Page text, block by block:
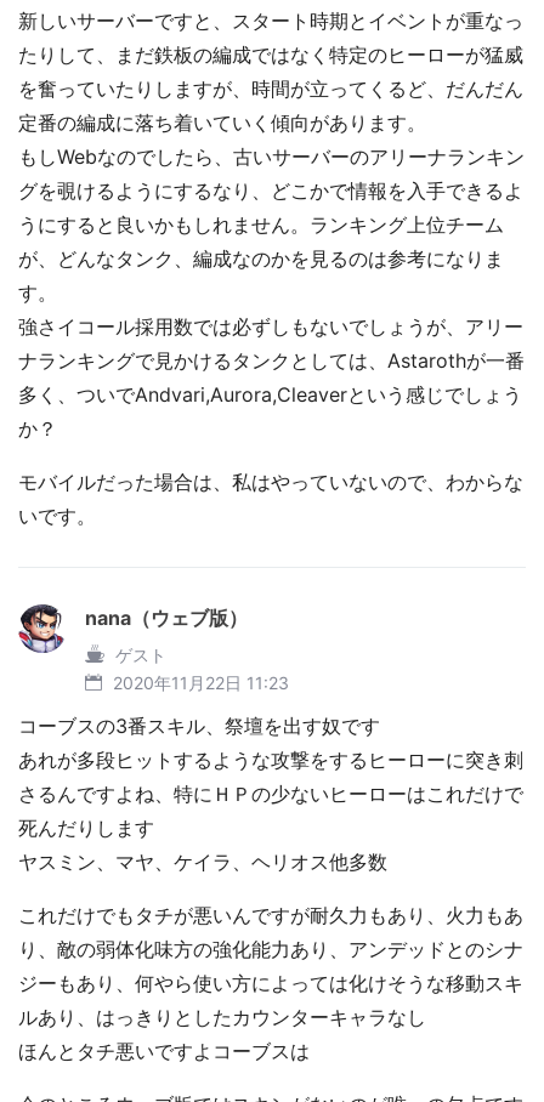
新しいサーバーですと、スタート時期とイベントが重なっ
たりして、まだ鉄板の編成ではなく特定のヒーローが猛威
を奮っていたりしますが、時間が立ってくるど、だんだん
定番の編成に落ち着いていく傾向があります。
もしWebなのでしたら、古いサーバーのアリーナランキン
グを覗けるようにするなり、どこかで情報を入手できるよ
うにすると良いかもしれません。ランキング上位チーム
が、どんなタンク、編成なのかを見るのは参考になりま
す。
強さイコール採用数では必ずしもないでしょうが、アリー
ナランキングで見かけるタンクとしては、Astarothが一番
多く、ついでAndvari,Aurora,Cleaverという感じでしょう
か？
モバイルだった場合は、私はやっていないので、わからな
いです。
nana（ウェブ版）
ゲスト
2020年11月22日 11:23
コーブスの3番スキル、祭壇を出す奴です
あれが多段ヒットするような攻撃をするヒーローに突き刺
さるんですよね、特にＨＰの少ないヒーローはこれだけで
死んだりします
ヤスミン、マヤ、ケイラ、ヘリオス他多数
これだけでもタチが悪いんですが耐久力もあり、火力もあ
り、敵の弱体化味方の強化能力あり、アンデッドとのシナ
ジーもあり、何やら使い方によっては化けそうな移動スキ
ルあり、はっきりとしたカウンターキャラなし
ほんとタチ悪いですよコーブスは